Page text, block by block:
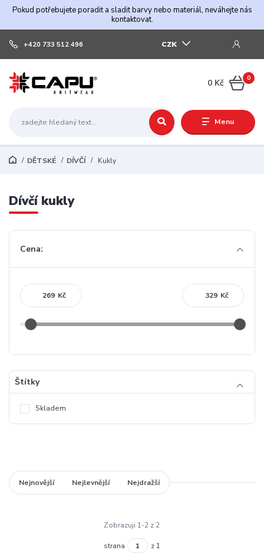
Pokud potřebujete poradit a sladit barvy nebo materiál, neváhejte nás
kontaktovat.
Menu
CZK
+420 733 512 496
0
0 Kč
DĚTSKÉ DÍVČÍ Kukly
Dívčí kukly
Cena:
Kč Kč
Štítky
Skladem
Nejnovější Nejlevnější Nejdražší
Zobrazuji 1-2 z 2
strana z 1